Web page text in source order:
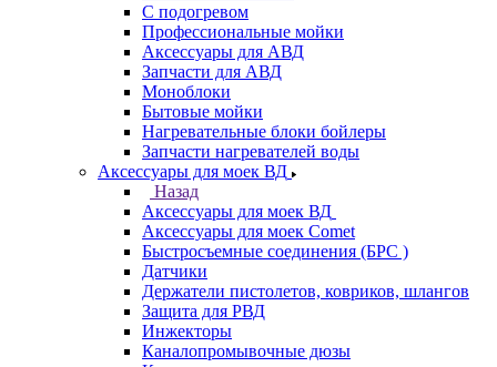
С подогревом
Профессиональные мойки
Аксессуары для АВД
Запчасти для АВД
Моноблоки
Бытовые мойки
Нагревательные блоки бойлеры
Запчасти нагревателей воды
Аксессуары для моек ВД
Назад
Аксессуары для моек ВД
Аксессуары для моек Comet
Быстросъемные соединения (БРС )
Датчики
Держатели пистолетов, ковриков, шлангов
Защита для РВД
Инжекторы
Каналопромывочные дюзы